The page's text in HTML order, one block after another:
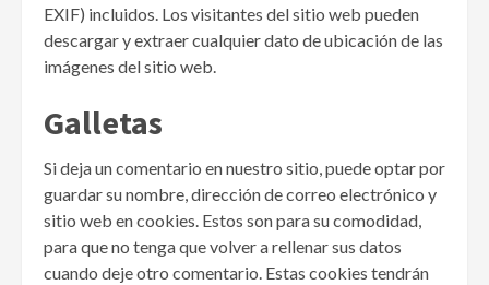
EXIF) incluidos. Los visitantes del sitio web pueden
descargar y extraer cualquier dato de ubicación de las
imágenes del sitio web.
Galletas
Si deja un comentario en nuestro sitio, puede optar por
guardar su nombre, dirección de correo electrónico y
sitio web en cookies. Estos son para su comodidad,
para que no tenga que volver a rellenar sus datos
cuando deje otro comentario. Estas cookies tendrán